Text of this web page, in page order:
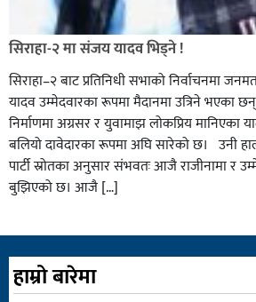
सिराहा-२ मा संजय यादव भिड्ने !
सिराहा–२ बाट प्रतिनिधी सभाको निर्वाचनमा
यादव उम्मेदवारका रूपमा मैदानमा उत्रिने भएका
निर्माणमा अग्रसर र युवामाझ लोकप्रिय मानिएका
बलियो दावेदारका रूपमा अघि सारेको छ। उनी
पार्टी स्रोतका अनुसार संभवतः आजै राजीनामा र
बुझिएको छ। आजै […]
हाम्रो बारेमा